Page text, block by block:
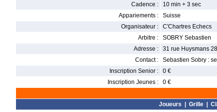
Cadence :
10 min + 3 sec
Appariements :
Suisse
Organisateur :
C'Chartres Echecs
Arbitre :
SOBRY Sebastien
Adresse :
31 rue Huysmans
Contact :
Sebastien Sobry :
Inscription Senior :
0 €
Inscription Jeunes :
0 €
Joueurs Grille|